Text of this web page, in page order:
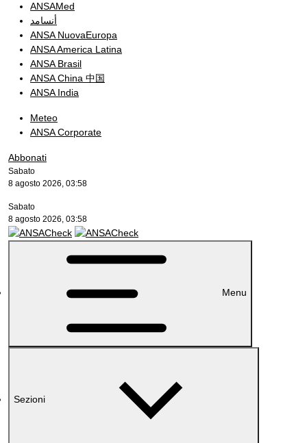
ANSAMed
أنسامد
ANSA NuovaEuropa
ANSA America Latina
ANSA Brasil
ANSA China 中国
ANSA India
Meteo
ANSA Corporate
Abbonati
Sabato
8 agosto 2026, 03:58
Sabato
8 agosto 2026, 03:58
Menu
Sezioni